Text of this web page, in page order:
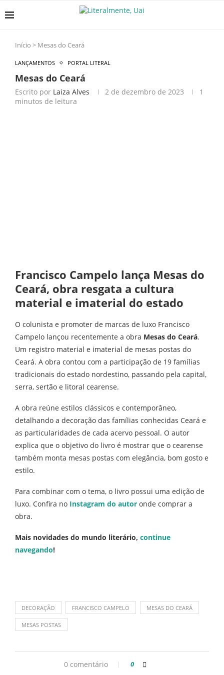
Início > Mesas do Ceará
LANÇAMENTOS PORTAL LITERAL
Mesas do Ceará
Escrito por Laiza Alves 2 de dezembro de 2023
1
minutos de leitura
Francisco Campelo lança Mesas do
Ceará, obra resgata a cultura
material e imaterial do estado
O colunista e promoter de marcas de luxo Francisco
Campelo lançou recentemente a obra Mesas do Ceará.
Um registro material e imaterial de mesas postas do
Ceará. A obra contou com a participação de 19 famílias
tradicionais do estado nordestino, passando pela capital,
serra, sertão e litoral cearense.
A obra reúne estilos clássicos e contemporâneo,
detalhando a decoração das famílias conhecidas Ceará e
as particularidades de cada acervo pessoal. O autor
explica que o objetivo do livro é mostrar que o cearense
também monta mesas postas com elegância, bom gosto e
estilo.
Para combinar com o tema, o livro possui uma edição de
luxo. Confira no Instagram do autor onde comprar a
obra.
Mais novidades do mundo literário, continue
navegando!
DECORAÇÃO FRANCISCO CAMPELO MESAS DO CEARÁ
MESAS POSTAS
0 comentário 0